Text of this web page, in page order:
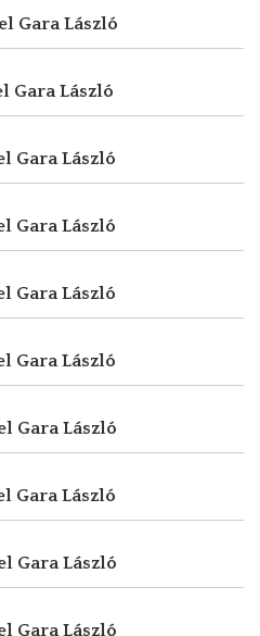
Gara László
Gara László
Gara László
Gara László
Gara László
Gara László
Gara László
Gara László
Gara László
Gara László